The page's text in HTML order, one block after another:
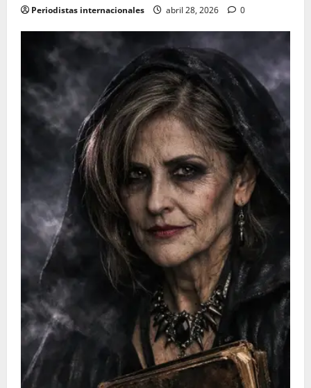
Periodistas internacionales abril 28, 2026 0